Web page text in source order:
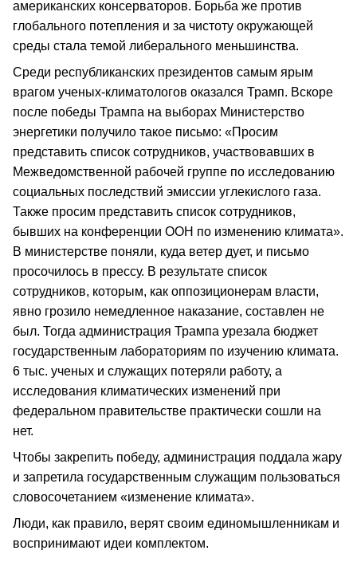
американских консерваторов. Борьба же против
глобального потепления и за чистоту окружающей
среды стала темой либерального меньшинства.
Среди республиканских президентов самым ярым
врагом ученых-климатологов оказался Трамп. Вскоре
после победы Трампа на выборах Министерство
энергетики получило такое письмо: «Просим
представить список сотрудников, участвовавших в
Межведомственной рабочей группе по исследованию
социальных последствий эмиссии углекислого газа.
Также просим представить список сотрудников,
бывших на конференции ООН по изменению климата».
В министерстве поняли, куда ветер дует, и письмо
просочилось в прессу. В результате список
сотрудников, которым, как оппозиционерам власти,
явно грозило немедленное наказание, составлен не
был. Тогда администрация Трампа урезала бюджет
государственным лабораториям по изучению климата.
6 тыс. ученых и служащих потеряли работу, а
исследования климатических изменений при
федеральном правительстве практически сошли на
нет.
Чтобы закрепить победу, администрация поддала жару
и запретила государственным служащим пользоваться
словосочетанием «изменение климата».
Люди, как правило, верят своим единомышленникам и
воспринимают идеи комплектом.